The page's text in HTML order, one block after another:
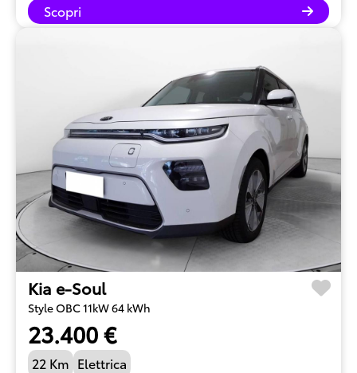
Scopri
Kia e-Soul
Style OBC 11kW 64 kWh
23.400 €
22 Km Elettrica